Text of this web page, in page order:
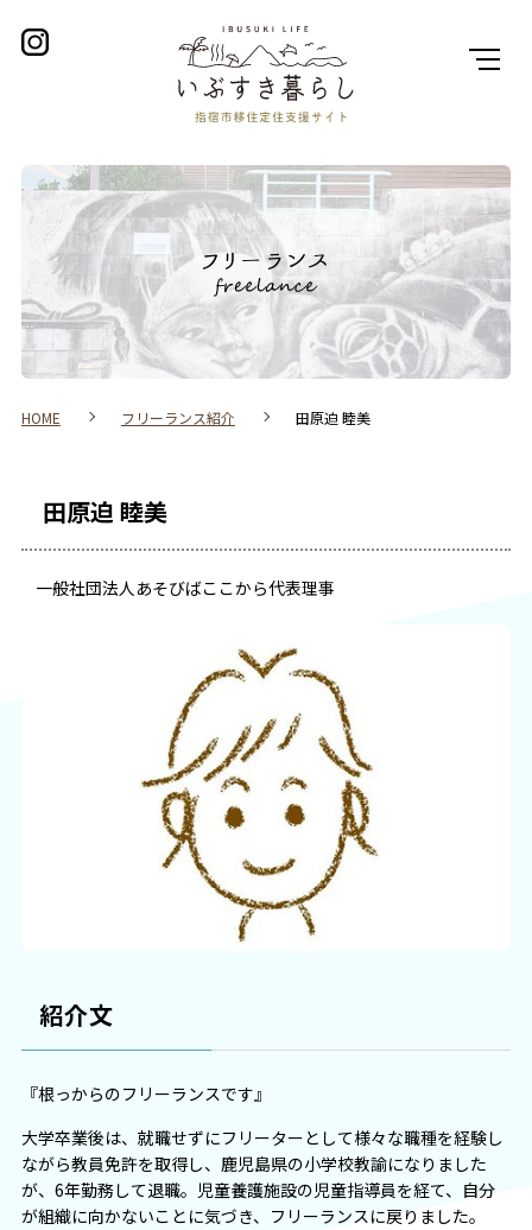
フリーランス
HOME フリーランス紹介 田原迫 睦美
田原迫 睦美
一般社団法人あそびばここから代表理事
紹介文
『根っからのフリーランスです』
大学卒業後は、就職せずにフリーターとして様々な職種を経験し
ながら教員免許を取得し、鹿児島県の小学校教諭になりました
が、6年勤務して退職。児童養護施設の児童指導員を経て、自分
が組織に向かないことに気づき、フリーランスに戻りました。